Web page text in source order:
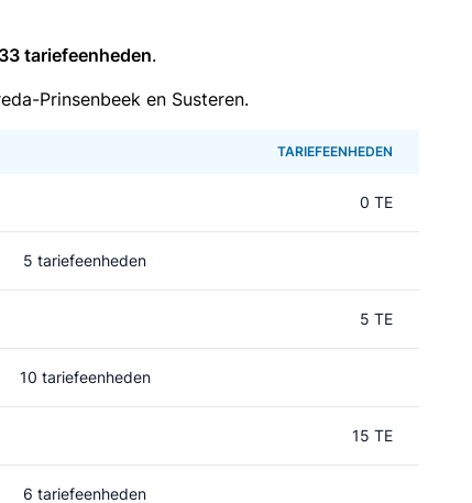
tariefeenheden.
Prinsenbeek en Susteren.
TARIEFEENHEDEN
0 TE
5 tariefeenheden
5 TE
10 tariefeenheden
15 TE
6 tariefeenheden